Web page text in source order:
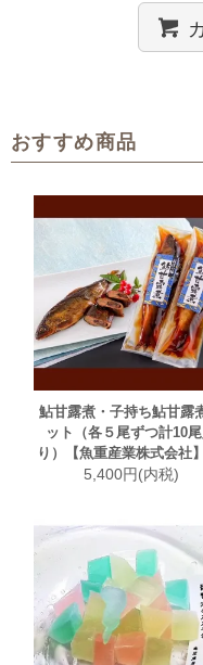
おすすめ商品
鮎甘露煮・子持ち鮎甘露
ット（各５尾ずつ計10
り）【魚重産業株式会社
5,400円(内税)